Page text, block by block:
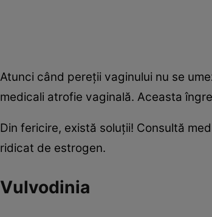
Atunci când pereţii vaginului nu se
medicali atrofie vaginală. Aceasta
Din fericire, există soluţii! Consultă
ridicat de estrogen.
Vulvodinia